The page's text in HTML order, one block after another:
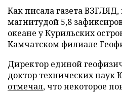
Как писала газета
магнитудой 5,8
океане у Курильских
Камчатском филиале
Директор единой
доктор технических наук
отмечал, что некоторое